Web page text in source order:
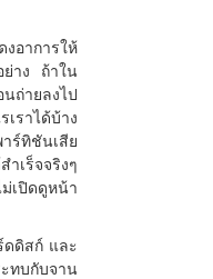
อาการให้
ย่าง ถ้าใน
ถ่ายลงไป
ราได้บ้าง
ร์ทิชันเสีย
เร็จจริงๆ
เปิดดูหน้า
ดดิสก์ และ
ทบกับจาน